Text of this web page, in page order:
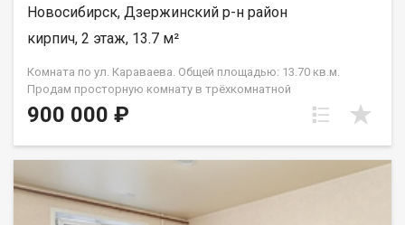
Новосибирск, Дзержинский р-н район
кирпич, 2 этаж, 13.7 м²
Комната по ул. Караваева. Общей площадью: 13.70 кв.м.
Продам просторную комнату в трёхкомнатной
полногабаритной квартире на комфортном этаже. Комната
светлая, квадратной формы, в хорошем, жилом состоянии (
ламинат). Высокие потолки добавляют ощущения большого
пространства. Квартира малонаселённая, на просторной
кухне хватает места всем жильцам. В конце 2024 года в доме
была заменена кровля. Дом расположен в районе с развитой
900 000 ₽